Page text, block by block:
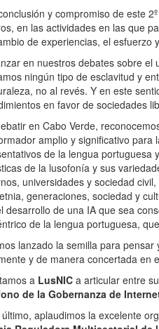
y compromiso de este
en las actividades en las que
de experiencias, el esfuerzo
en nuestros debates sobre
ningún tipo de esclavitud y
no al revés. Y en este
en favor de sociedades
en Cabo Verde,
amplio y significativo
de la lengua portuguesa
de la lusofonía y sus
universidades y sociedad
generaciones, sociedad y
desarrollo de una IA que sea
de la lengua portuguesa,
lanzado la semilla para
y de manera concertada en
a LusNIC a articular entre
de la Gobernanza de
aplaudimos la excelente